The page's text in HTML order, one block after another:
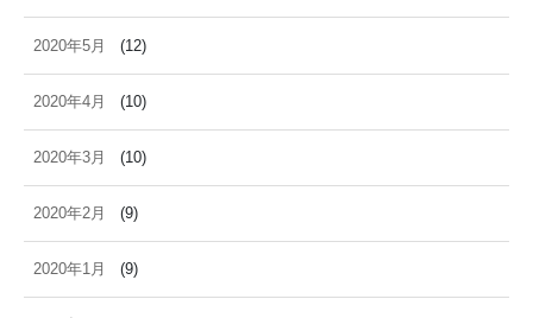
2020年5月 (12)
2020年4月 (10)
2020年3月 (10)
2020年2月 (9)
2020年1月 (9)